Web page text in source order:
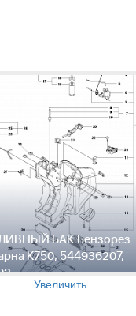
БАК Бензорез
K750, 544936207,
Увеличить